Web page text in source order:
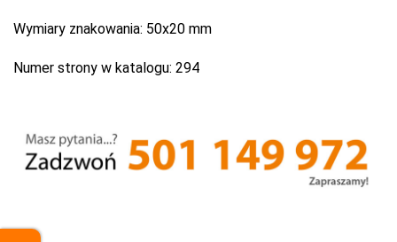
Wymiary znakowania: 50x20 mm
Numer strony w katalogu: 294